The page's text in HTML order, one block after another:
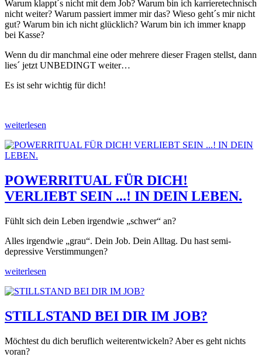
Warum klappt´s nicht mit dem Job? Warum bin ich karrieretechnisch
nicht weiter? Warum passiert immer mir das? Wieso geht´s mir nicht
gut? Warum bin ich nicht glücklich? Warum bin ich immer knapp
bei Kasse?
Wenn du dir manchmal eine oder mehrere dieser Fragen stellst, dann
lies´ jetzt UNBEDINGT weiter…
Es ist sehr wichtig für dich!
weiterlesen
POWERRITUAL FÜR DICH!
VERLIEBT SEIN ...! IN DEIN LEBEN.
Fühlt sich dein Leben irgendwie „schwer“ an?
Alles irgendwie „grau“. Dein Job. Dein Alltag. Du hast semi-
depressive Verstimmungen?
weiterlesen
STILLSTAND BEI DIR IM JOB?
Möchtest du dich beruflich weiterentwickeln? Aber es geht nichts
voran?